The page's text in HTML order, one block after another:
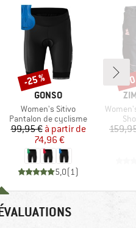
MARQUE
GONSO
Article
Women's Sitivo
Product group
Pantalon de cyclisme
Prix
99,95 € Prix réduit
à partir de
74,96 €
5,0(1)
Remise
-25 %
Article
-